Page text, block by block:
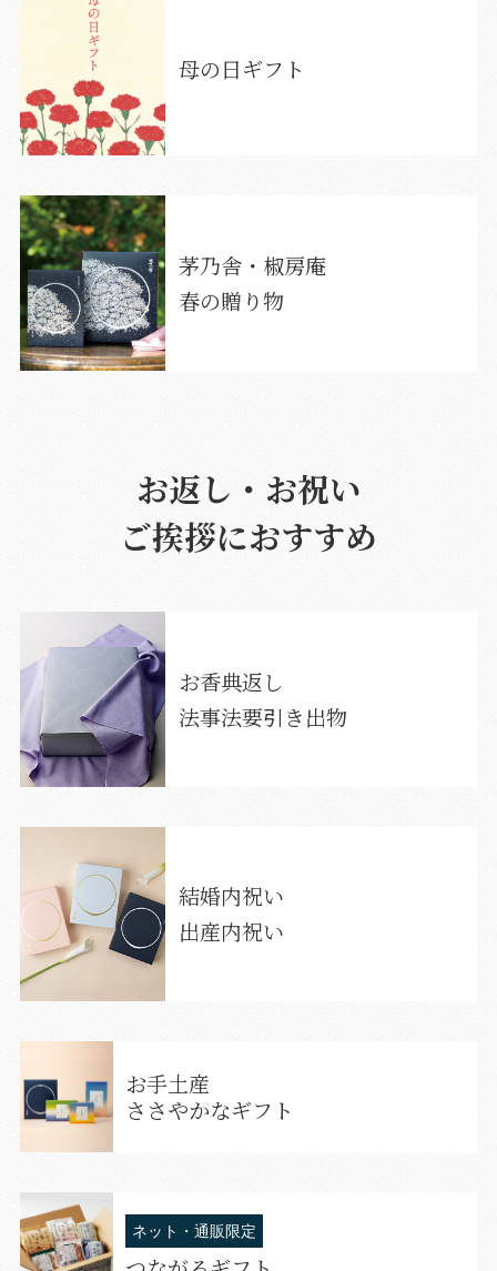
母の日ギフト
茅乃舎・椒房庵
春の贈り物
お返し・お祝い
ご挨拶におすすめ
お香典返し
法事法要引き出物
結婚内祝い
出産内祝い
お手土産
ささやかなギフト
ネット・通販限定